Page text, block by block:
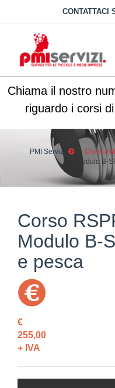
CONTATTACI
Chiama il nostro
riguardo i corsi
PMI Servizi Corsi
Modulo B-
Corso
Modulo B-
e pesca
€
255,00
+ IVA